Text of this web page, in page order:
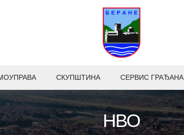
СКУПШТИНА СЕРВИС ГРАЂАНА
НВО